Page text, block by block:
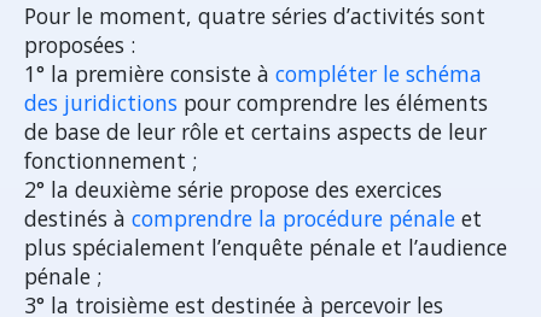
Pour le moment, quatre séries d’activités sont
proposées :
1° la première consiste à compléter le schéma
des juridictions pour comprendre les éléments
de base de leur rôle et certains aspects de leur
fonctionnement ;
2° la deuxième série propose des exercices
destinés à comprendre la procédure pénale et
plus spécialement l’enquête pénale et l’audience
pénale ;
3° la troisième est destinée à percevoir les